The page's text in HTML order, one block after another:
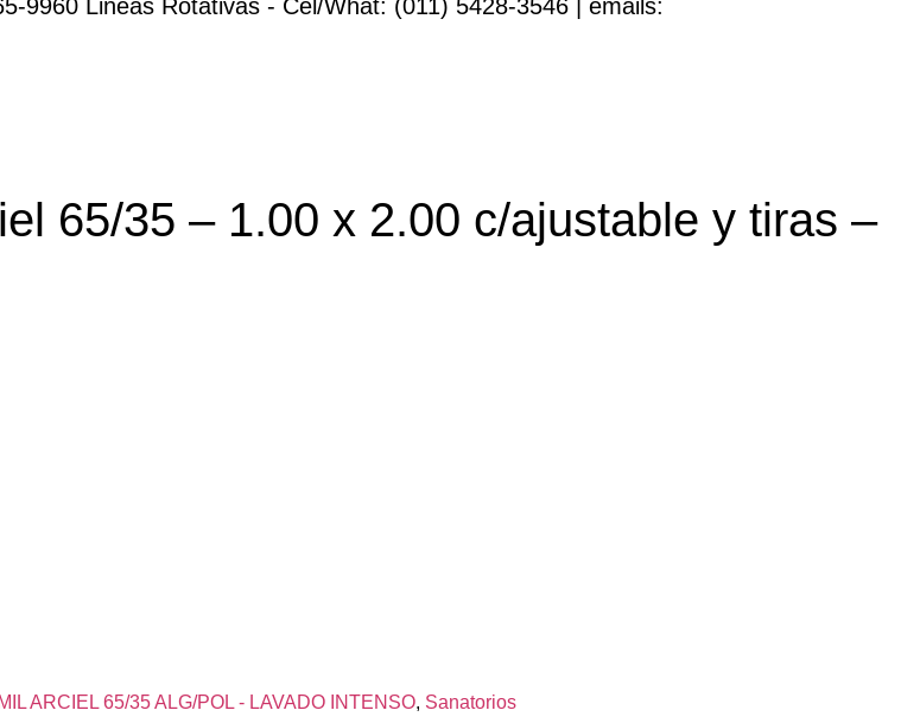
9960 Lineas Rotativas - Cel/What: (011) 5428-3546 | emails:
65/35 – 1.00 x 2.00 c/ajustable y tiras –
ARCIEL 65/35 ALG/POL - LAVADO INTENSO, Sanatorios